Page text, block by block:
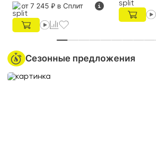
от 7 245 ₽ в Сплит
Сезонные предложения